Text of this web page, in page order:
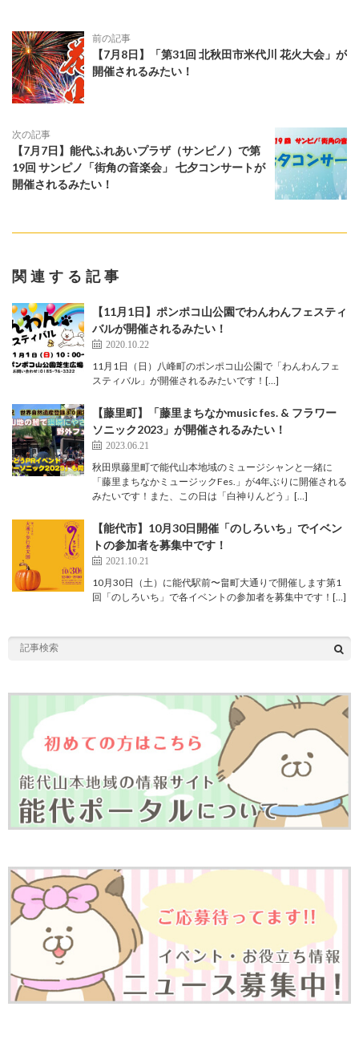
前の記事
【7月8日】「第31回 北秋田市米代川 花火大会」が
開催されるみたい！
次の記事
【7月7日】能代ふれあいプラザ（サンピノ）で第
19回 サンピノ「街角の音楽会」 七夕コンサートが
開催されるみたい！
関連する記事
【11月1日】ポンポコ山公園でわんわんフェスティ
バルが開催されるみたい！
2020.10.22
11月1日（日）八峰町のポンポコ山公園で「わんわんフェ
スティバル」が開催されるみたいです！[…]
【藤里町】「藤里まちなかmusic fes. & フラワー
ソニック2023」が開催されるみたい！
2023.06.21
秋田県藤里町で能代山本地域のミュージシャンと一緒に
「藤里まちなかミュージックFes.」が4年ぶりに開催される
みたいです！また、この日は「白神りんどう」[…]
【能代市】10月30日開催「のしろいち」でイベン
トの参加者を募集中です！
2021.10.21
10月30日（土）に能代駅前〜畠町大通りで開催します第1
回「のしろいち」で各イベントの参加者を募集中です！[…]